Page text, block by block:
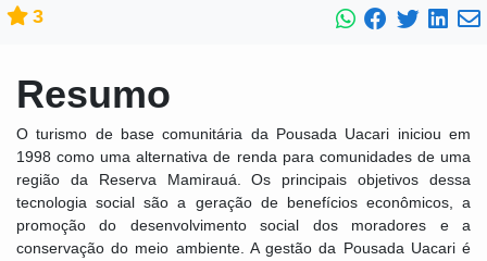
3
Resumo
O turismo de base comunitária da Pousada Uacari iniciou em
1998 como uma alternativa de renda para comunidades de uma
região da Reserva Mamirauá. Os principais objetivos dessa
tecnologia social são a geração de benefícios econômicos, a
promoção do desenvolvimento social dos moradores e a
conservação do meio ambiente. A gestão da Pousada Uacari é